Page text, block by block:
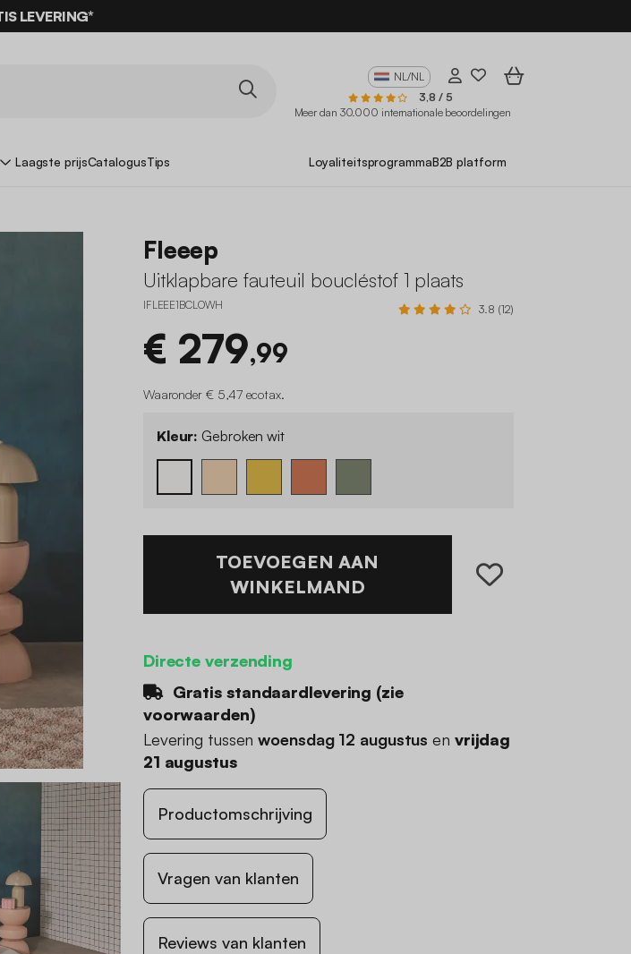
LEVERING*
NL/NL
3,8 / 5
Meer dan 30.000 internationale beoordelingen
Laagste prijsCatalogusTips LoyaliteitsprogrammaB2B platform
Fleeep
Uitklapbare fauteuil boucléstof 1 plaats
IFLEEE1BCLOWH 3.8 (12)
€ 279,99
Waaronder € 5,47 ecotax.
Kleur: Gebroken wit
TOEVOEGEN AAN
WINKELMAND
Directe verzending
Gratis standaardlevering (zie
voorwaarden)
Levering tussenwoensdag 12 augustus en vrijdag
21 augustus
Productomschrijving
Vragen van klanten
Reviews van klanten